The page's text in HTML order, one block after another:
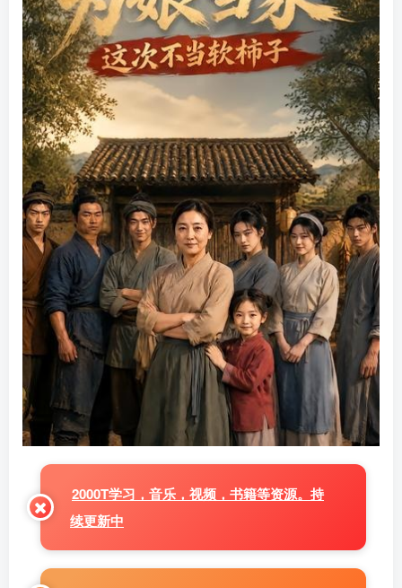
2000T学习，音乐，视频，书籍等资源。持
续更新中